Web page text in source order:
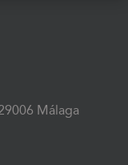
Málaga